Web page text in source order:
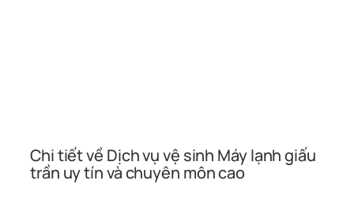
Chi tiết về Dịch vụ vệ sinh Máy lạnh giấu
trần uy tín và chuyên môn cao